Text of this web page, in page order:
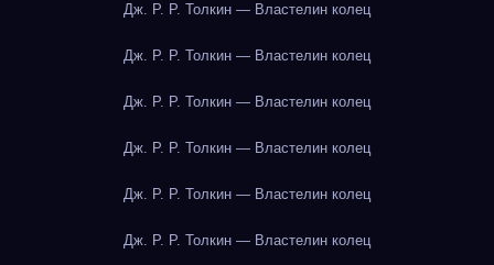
Дж. Р. Р. Толкин — Властелин колец
Дж. Р. Р. Толкин — Властелин колец
Дж. Р. Р. Толкин — Властелин колец
Дж. Р. Р. Толкин — Властелин колец
Дж. Р. Р. Толкин — Властелин колец
Дж. Р. Р. Толкин — Властелин колец